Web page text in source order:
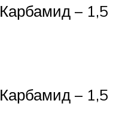
Карбамид – 1,5
Карбамид – 1,5